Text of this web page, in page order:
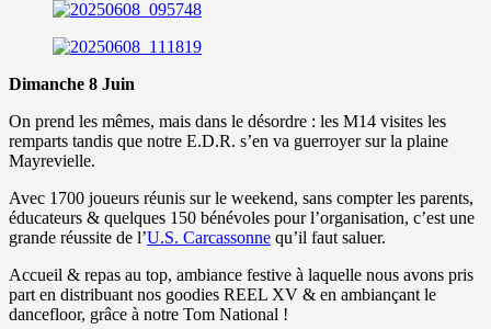
Dimanche 8 Juin
On prend les mêmes, mais dans le désordre : les M14 visites les
remparts tandis que notre E.D.R. s’en va guerroyer sur la plaine
Mayrevielle.
Avec 1700 joueurs réunis sur le weekend, sans compter les parents,
éducateurs & quelques 150 bénévoles pour l’organisation, c’est une
grande réussite de l’U.S. Carcassonne qu’il faut saluer.
Accueil & repas au top, ambiance festive à laquelle nous avons pris
part en distribuant nos goodies REEL XV & en ambiançant le
dancefloor, grâce à notre Tom National !